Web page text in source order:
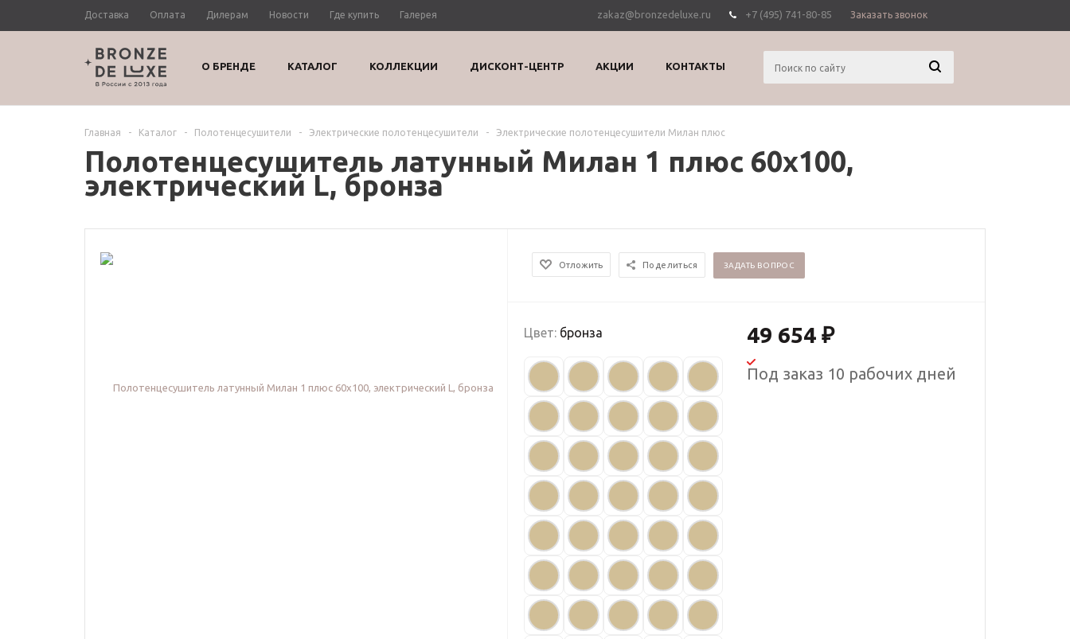
Доставка Оплата Дилерам Новости Где купить Галерея zakaz@bronzedeluxe.ru +7 (495) 741-80-85 Заказать звонок
О БРЕНДЕ КАТАЛОГ КОЛЛЕКЦИИ ДИСКОНТ-ЦЕНТР АКЦИИ КОНТАКТЫ
Главная - Каталог - Полотенцесушители - Электрические полотенцесушители - Электрические полотенцесушители Милан плюс
Полотенцесушитель латунный Милан 1 плюс 60х100,
электрический L, бронза
Отложить Поделиться ЗАДАТЬ ВОПРОС
Цвет: бронза 49 654₽
Под заказ 10 рабочих дней